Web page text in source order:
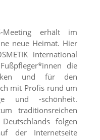
Meeting erhält im
neue Heimat. Hier
international
die
und für den
mit Profis rund um
und -schönheit.
traditionsreichen
folgen
der Internetseite